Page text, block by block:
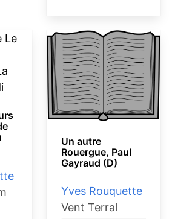
Un autre
Rouergue, Paul
Gayraud (D)
Yves Rouquette
Vent Terral